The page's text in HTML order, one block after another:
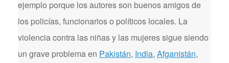
ejemplo porque los autores son buenos amigos de
los policías, funcionarios o políticos locales. La
violencia contra las niñas y las mujeres sigue siendo
un grave problema en Pakistán, India, Afganistán,